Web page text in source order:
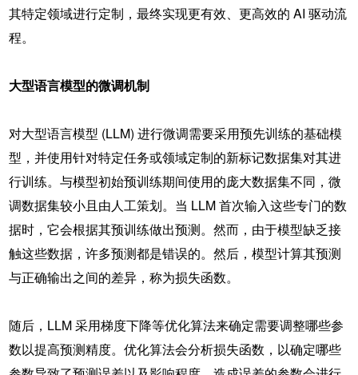
其特定领域进行定制，最终实现更有效、更高效的 AI 驱动流
程。
大型语言模型的微调机制
对大型语言模型 (LLM) 进行微调需要采用预先训练的基础模
型，并使用针对特定任务或领域定制的新标记数据集对其进
行训练。与模型初始预训练期间使用的庞大数据集不同，微
调数据集较小且由人工策划。当 LLM 首次输入这些专门的数
据时，它会根据其预训练做出预测。然而，由于模型缺乏接
触这些数据，许多预测都是错误的。然后，模型计算其预测
与正确输出之间的差异，称为损失函数。
随后，LLM 采用梯度下降等优化算法来确定需要调整哪些参
数以提高预测精度。优化算法会分析损失函数，以确定哪些